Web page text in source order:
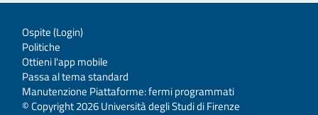
Ospite (Login)
Politiche
Ottieni l'app mobile
Passa al tema standard
Manutenzione Piattaforme: fermi programmati
© Copyright 2026 Università degli Studi di Firenze